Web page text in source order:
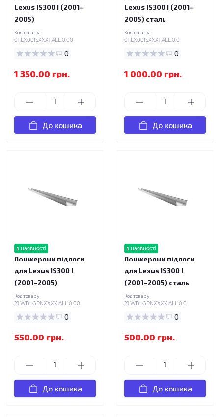
Lexus IS300 I (2001–
2005)
Код товару:
01.LX00ISXXX1.ALL.0.00
0
1 350.00 грн.
До кошика
Lexus IS300 I (2001–
2005) сталь
Код товару:
01.LX00ISXXX1.ALL.0.0
0
1 000.00 грн.
До кошика
в наявності
Лонжерони підлоги
для Lexus IS300 I
(2001–2005)
Код товару:
21.WBLGRNXXXX.ALL.0.00
0
550.00 грн.
До кошика
в наявності
Лонжерони підлоги
для Lexus IS300 I
(2001–2005) сталь
Код товару:
21.WBLGRNXXXX.ALL.0.0
0
500.00 грн.
До кошика